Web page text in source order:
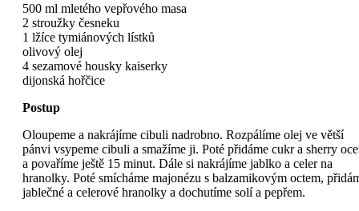
500 ml mletého vepřového masa
2 stroužky česneku
1 lžíce tymiánových lístků
olivový olej
4 sezamové housky kaiserky
dijonská hořčice
Postup
Oloupeme a nakrájíme cibuli nadrobno. Rozpálíme olej ve větší
pánvi vsypeme cibuli a smažíme ji. Poté přidáme cukr a sherry
a povaříme ještě 15 minut. Dále si nakrájíme jablko a celer na
hranolky. Poté smícháme majonézu s balzamikovým octem,
jablečné a celerové hranolky a dochutíme solí a pepřem.